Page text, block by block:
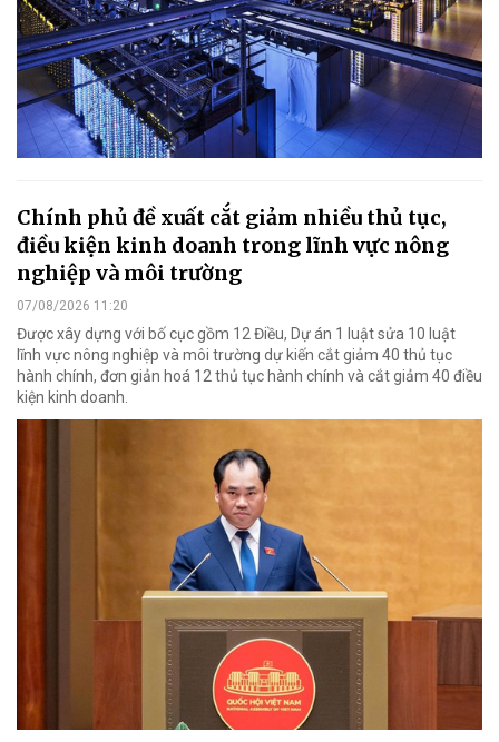
Chính phủ đề xuất cắt giảm nhiều thủ tục,
điều kiện kinh doanh trong lĩnh vực nông
nghiệp và môi trường
07/08/2026 11:20
Được xây dựng với bố cục gồm 12 Điều, Dự án 1 luật sửa 10 luật
lĩnh vực nông nghiệp và môi trường dự kiến cắt giảm 40 thủ tục
hành chính, đơn giản hoá 12 thủ tục hành chính và cắt giảm 40 điều
kiện kinh doanh.